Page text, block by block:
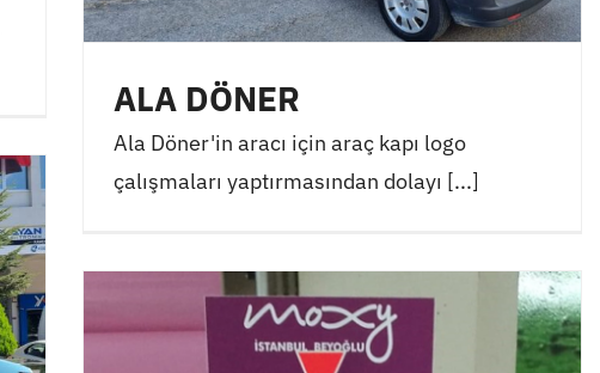
ALA DÖNER
Ala Döner'in aracı için araç kapı logo
çalışmaları yaptırmasından dolayı [...]